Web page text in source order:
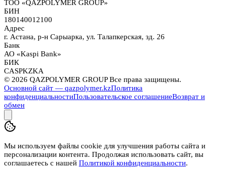
ТОО «QAZPOLYMER GROUP»
БИН
180140012100
Адрес
г. Астана, р-н Сарыарка, ул. Талапкерская, зд. 26
Банк
АО «Kaspi Bank»
БИК
CASPKZKA
© 2026 QAZPOLYMER GROUP Все права защищены.
Основной сайт — qazpolymer.kzПолитика
конфиденциальностиПользовательское соглашениеВозврат и
обмен
Мы используем файлы cookie для улучшения работы сайта и
персонализации контента. Продолжая использовать сайт, вы
соглашаетесь с нашей Политикой конфиденциальности.